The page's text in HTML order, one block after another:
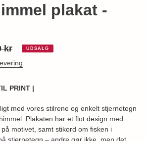
plakat -
kr UDSALG
.
PRINT |
med vores stilrene og enkelt stjernetegn
Plakaten har et flot design med
motivet, samt stikord om fisken i
stjernetegn – andre gør ikke, men det